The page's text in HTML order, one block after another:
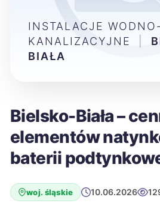
Bielsko-Biała –
elementów
baterii
woj. śląskie 10.06.2026
INSTALACJE WODNO-
KANALIZACYJNE
BIAŁA